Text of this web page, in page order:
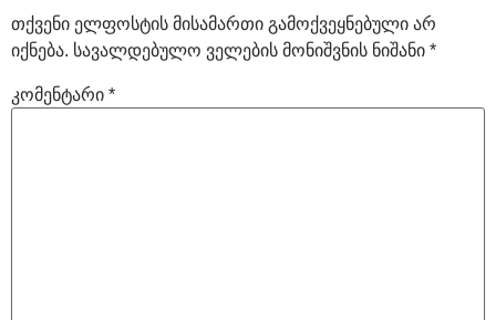
თქვენი ელფოსტის მისამართი გამოქვეყნებული არ
იქნება. სავალდებულო ველების მონიშვნის ნიშანი *
კომენტარი *